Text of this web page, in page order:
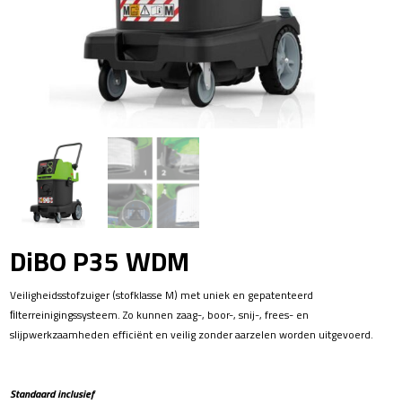
DiBO P35 WDM
Veiligheidsstofzuiger (stofklasse M) met uniek en gepatenteerd
ﬁlterreinigingssysteem. Zo kunnen zaag-, boor-, snij-, frees- en
slijpwerkzaamheden efficiënt en veilig zonder aarzelen worden uitgevoerd.
Standaard inclusief